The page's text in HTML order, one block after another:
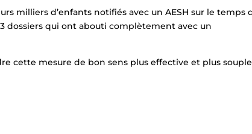
milliers d’enfants notifiés avec un AESH sur le temps
dossiers qui ont abouti complètement avec un
cette mesure de bon sens plus effective et plus